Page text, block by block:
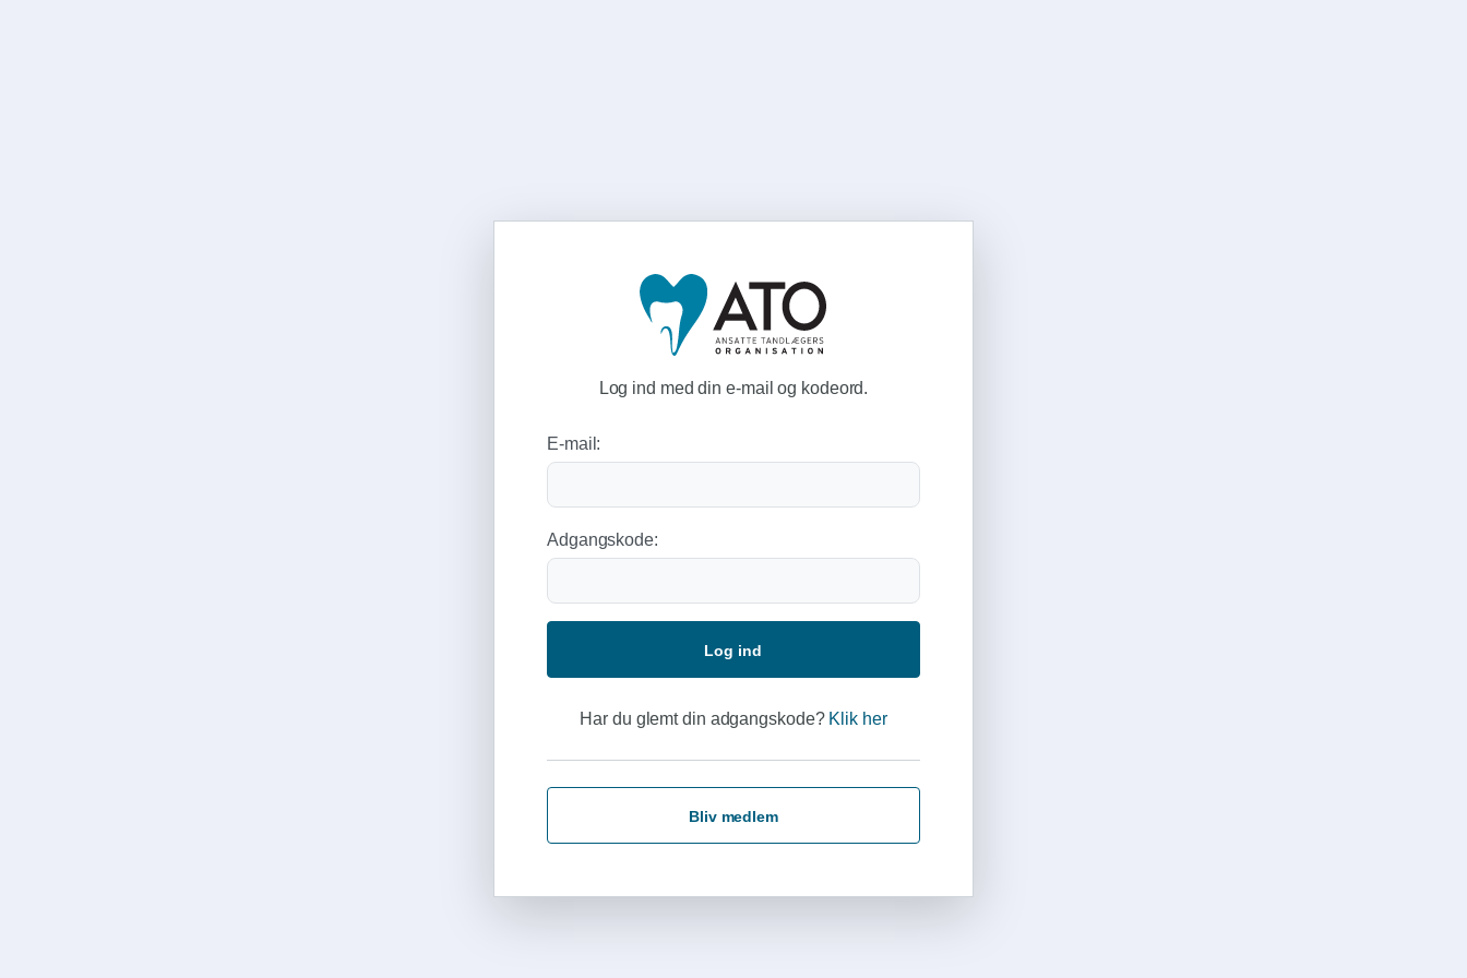
Log ind med din e-mail og kodeord.
E-mail:
Adgangskode:
Log ind
Har du glemt din adgangskode? Klik her
Bliv medlem